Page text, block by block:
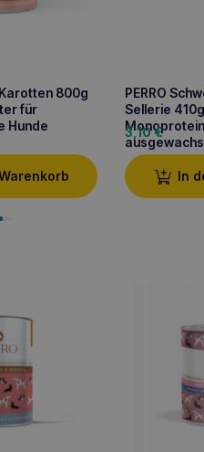
Karotten 800g
für
Hunde
PERRO
Sellerie 410g
3,10€
In